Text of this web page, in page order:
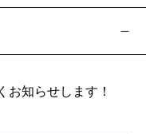
お知らせします！